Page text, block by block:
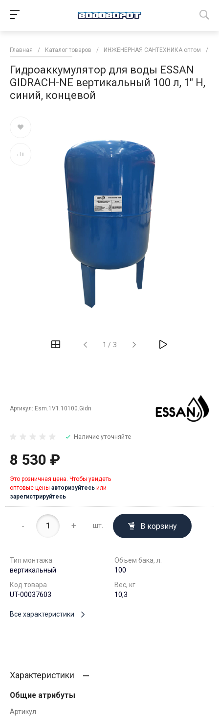
Главная / Каталог товаров / ИНЖЕНЕРНАЯ САНТЕХНИКА оптом /
Гидроаккумулятор для воды ESSAN
GIDRACH-NE вертикальный 100 л, 1" Н,
синий, концевой
1 / 3
Артикул: Esm.1V1.10100.Gidn
Наличие уточняйте
8 530 ₽
Это розничная цена. Чтобы увидеть
оптовые цены авторизуйтесь или
зарегистрируйтесь
- + шт. В корзину
Тип монтажа
вертикальный
Объем бака, л.
100
Код товара
UT-00037603
Вес, кг
10,3
Все характеристики
Характеристики
Общие атрибуты
Артикул